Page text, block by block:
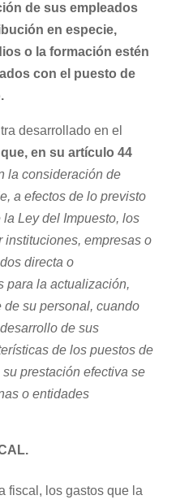
de sus empleados
en especie,
o la formación estén
con el puesto de
desarrollado en el
en su artículo 44
la consideración de
a efectos de lo previsto
Ley del Impuesto, los
instituciones, empresas o
directa o
para la actualización,
su personal, cuando
de sus
de los puestos de
prestación efectiva se
o entidades
fiscal, los gastos que la